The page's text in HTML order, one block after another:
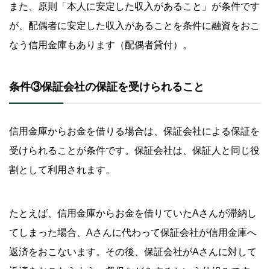
また、原則「本人に安定した収入があること」が条件です
が、配偶者に安定した収入があることを条件に融資をおこ
なう信用金庫もあります（配偶者貸付）。
条件③保証会社の保証を受けられること
信用金庫からお金を借りる場合は、保証会社による保証を
受けられることが条件です。保証会社は、保証人と同じ役
割として利用されます。
たとえば、信用金庫からお金を借りていたAさんが滞納し
てしまった場合、Aさんに代わって保証会社が信用金庫へ
返済をおこないます。その後、保証会社がAさんに対して